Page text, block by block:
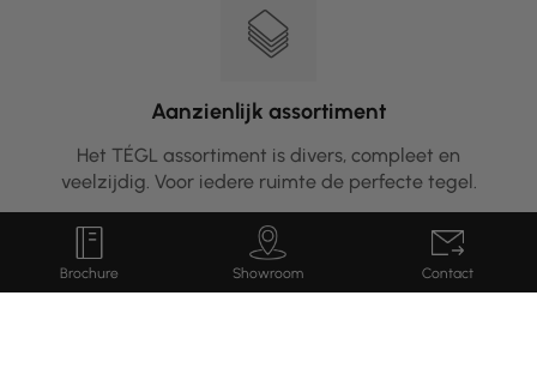
Aanzienlijk assortiment
Het TÉGL assortiment is divers, compleet en
veelzijdig. Voor iedere ruimte de perfecte tegel.
Brochure Showroom Contact